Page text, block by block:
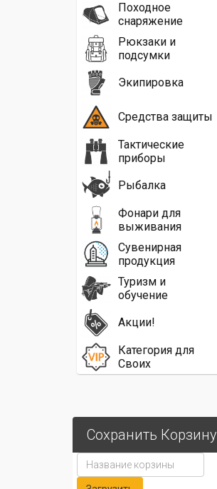
Походное
снаряжение
Рюкзаки и
подсумки
Экипировка
Средства защиты
Тактические
приборы
Рыбалка
Фонари для
выживания
Сувенирная
продукция
Туризм и
обучение
Акции!
Категория для
Своих
Сохранить Корзину